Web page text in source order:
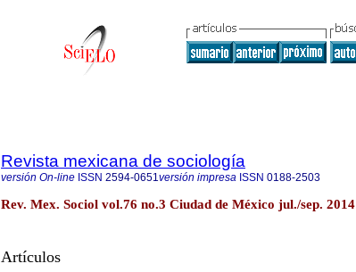
Revista mexicana de sociología
versión On-line ISSN 2594-0651versión impresa ISSN 0188-2503
Rev. Mex. Sociol vol.76 no.3 Ciudad de México jul./sep. 2014
Artículos